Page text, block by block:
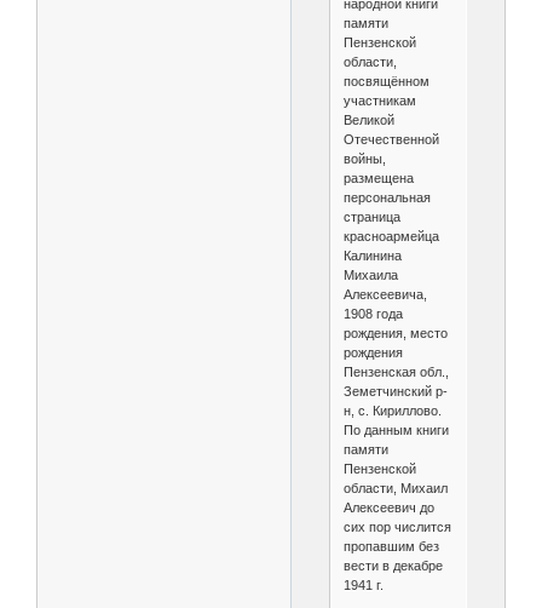
народной книги
памяти
Пензенской
области,
посвящённом
участникам
Великой
Отечественной
войны,
размещена
персональная
страница
красноармейца
Калинина
Михаила
Алексеевича,
1908 года
рождения, место
рождения
Пензенская обл.,
Земетчинский р-
н, с. Кириллово.
По данным книги
памяти
Пензенской
области, Михаил
Алексеевич до
сих пор числится
пропавшим без
вести в декабре
1941 г.